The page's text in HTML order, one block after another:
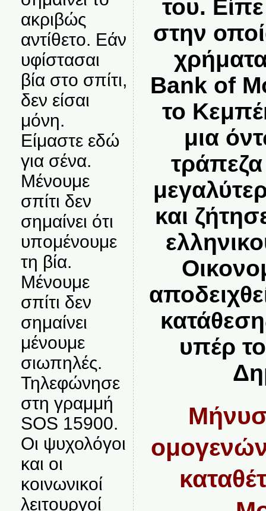
ακριβώς
αντίθετο. Εάν
υφίστασαι
βία στο σπίτι,
δεν είσαι
μόνη.
Είμαστε εδώ
για σένα.
Μένουμε
σπίτι δεν
σημαίνει ότι
υπομένουμε
τη βία.
Μένουμε
σπίτι δεν
σημαίνει
μένουμε
σιωπηλές.
Τηλεφώνησε
στη γραμμή
SOS 15900.
Οι ψυχολόγοι
και οι
κοινωνικοί
λειτουργοί
του.
στην
Bank of
το
μια
και
υπέρ